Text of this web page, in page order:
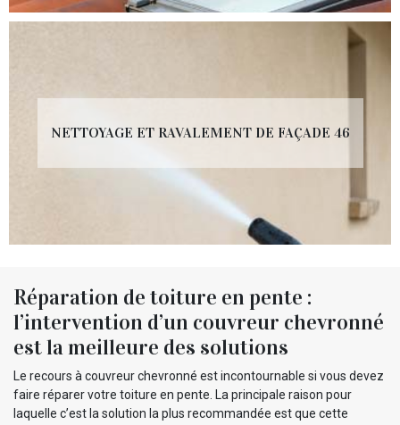
NETTOYAGE ET RAVALEMENT DE FAÇADE 46
Réparation de toiture en pente :
l’intervention d’un couvreur chevronné
est la meilleure des solutions
Le recours à couvreur chevronné est incontournable si vous devez
faire réparer votre toiture en pente. La principale raison pour
laquelle c’est la solution la plus recommandée est que cette